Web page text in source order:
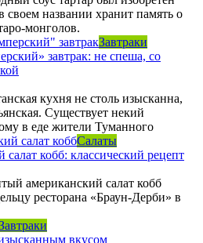
названии хранит память о
монголов.
Завтраки
завтрак: не спеша, со
кухня не столь изысканна,
Существует некий
в еде жители Туманного
Салаты
кобб: классический рецепт
американский салат кобб
ресторана «Браун-Дерби» в
вкусом